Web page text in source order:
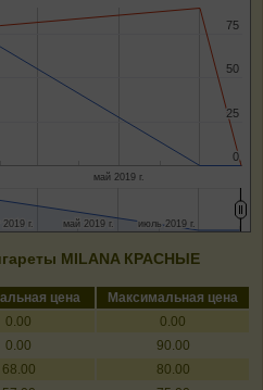
май 2019 г.
0
0
25
25
50
50
75
75
2019 г.
2019 г. май 2019 г.
май 2019 г. июль 2019 г.
июль 2019 г.
MILANA КРАСНЫЕ
цена
Максимальная цена
0.00
0.00
0.00
90.00
68.00
80.00